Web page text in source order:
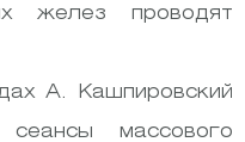
желез проводят
А. Кашпировский
массового